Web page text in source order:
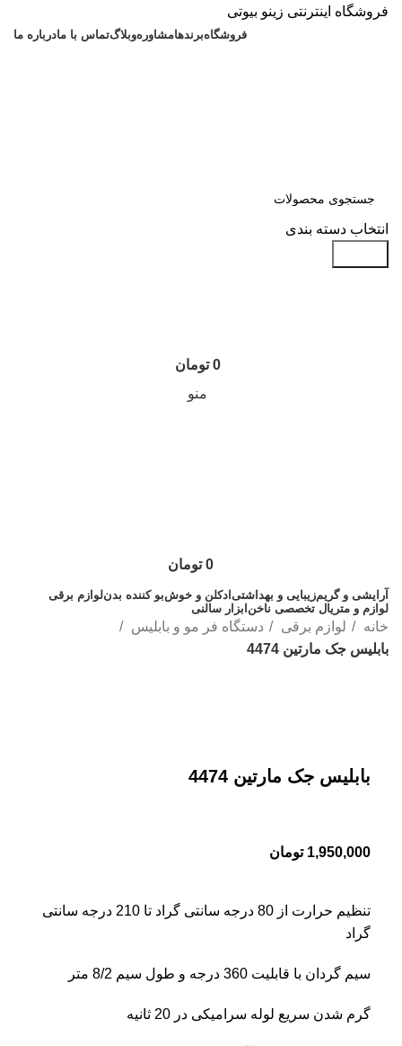
فروشگاه اینترنتی زینو بیوتی
فروشگاهبرندهامشاورهوبلاگتماس با مادرباره ما
انتخاب دسته بندی
0 تومان
منو
0 تومان
آرایشی و گریمزیبایی و بهداشتی ادکلن و خوش‌بو کننده بدنلوازم برقی
لوازم و متریال تخصصی ناخن ابزار سالنی
خانه لوازم برقی
دستگاه فر مو و بابلیس
بابلیس جک مارتین 4474
بابلیس جک مارتین 4474
1,950,000 تومان
تنظیم حرارت از 80 درجه سانتی گراد تا 210 درجه سانتی
گراد
سیم گردان با قابلیت 360 درجه و طول سیم 8/2 متر
گرم شدن سریع لوله سرامیکی در 20 ثانیه